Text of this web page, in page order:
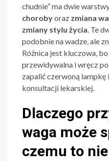
chudnie” ma dwie
chorobyoraz zmiana
zmiany stylu życia. Te
podobnie na wadze, ale
Różnica jest kluczowa,
przewidywalna i wręcz
zapalić czerwoną lampkę
konsultacji lekarskiej.
Dlaczego
waga może
czemu to